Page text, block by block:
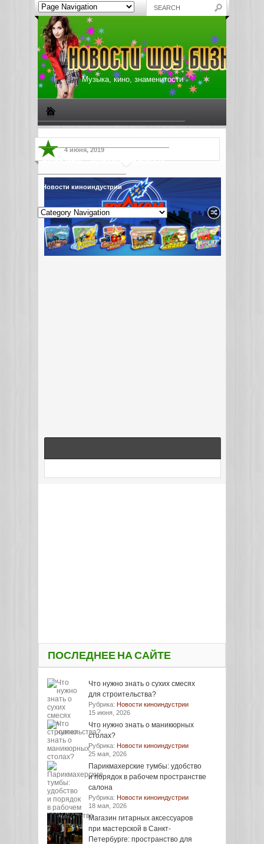
Музыка, кино, знаменитости
Жизнь звезд Музыкальные новости
Новости киноиндустрии
4 июня, 2019
ПОСЛЕДНЕЕ НА САЙТЕ
Что нужно знать о сухих смесях
для строительства?
Рубрика: Новости киноиндустрии
15 июня, 2026
Что нужно знать о маникюрных
столах?
Рубрика: Новости киноиндустрии
25 мая, 2026
Парикмахерские тумбы: удобство
и порядок в рабочем пространстве
салона
Рубрика: Новости киноиндустрии
18 мая, 2026
Магазин гитарных аксессуаров
при мастерской в Санкт-
Петербурге: пространство для